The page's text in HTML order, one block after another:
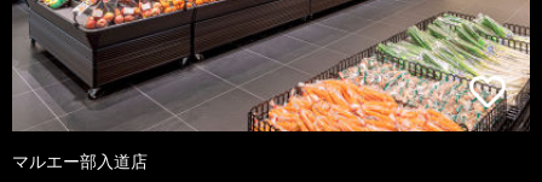
マルエー部入道店